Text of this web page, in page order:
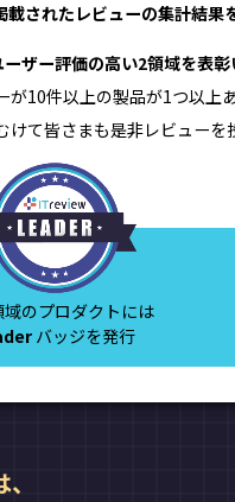
されたレビューの集計結果
ザー評価の高い2領域を表彰
が10件以上の製品が1つ以上
て皆さまも是非レビューを
のプロダクトには
バッジを発行